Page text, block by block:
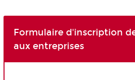
Formulaire d'inscription
aux entreprises